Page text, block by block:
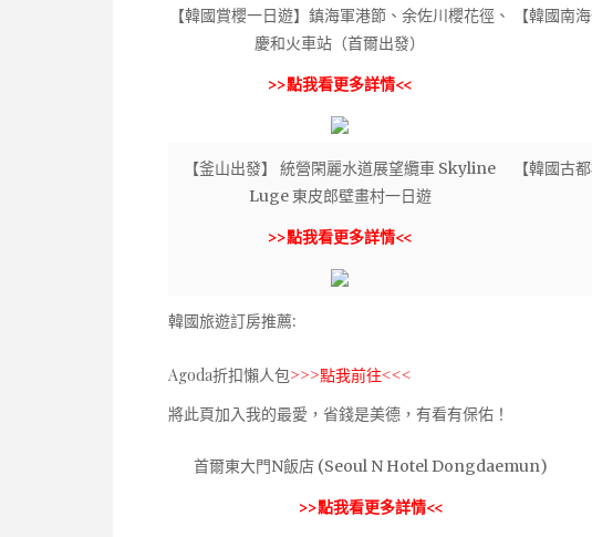
【韓國賞櫻一日遊】鎮海軍港節、余佐川櫻花徑、
慶和火車站（首爾出發）
>>點我看更多詳情<<
【韓國南
【釜山出發】 統營閑麗水道展望纜車 Skyline
Luge 東皮郎壁畫村一日遊
>>點我看更多詳情<<
【韓國古
韓國旅遊訂房推薦:
Agoda折扣懶人包>>>點我前往<<<
將此頁加入我的最愛，省錢是美德，有看有保佑！
首爾東大門N飯店 (Seoul N Hotel Dongdaemun)
>>點我看更多詳情<<